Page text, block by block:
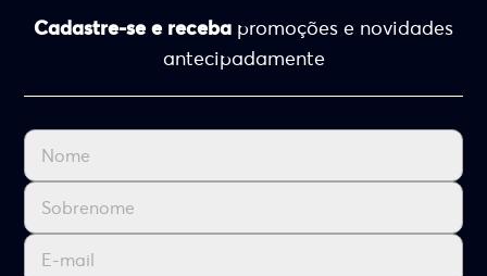
Cadastre-se e receba promoções e novidades
antecipadamente